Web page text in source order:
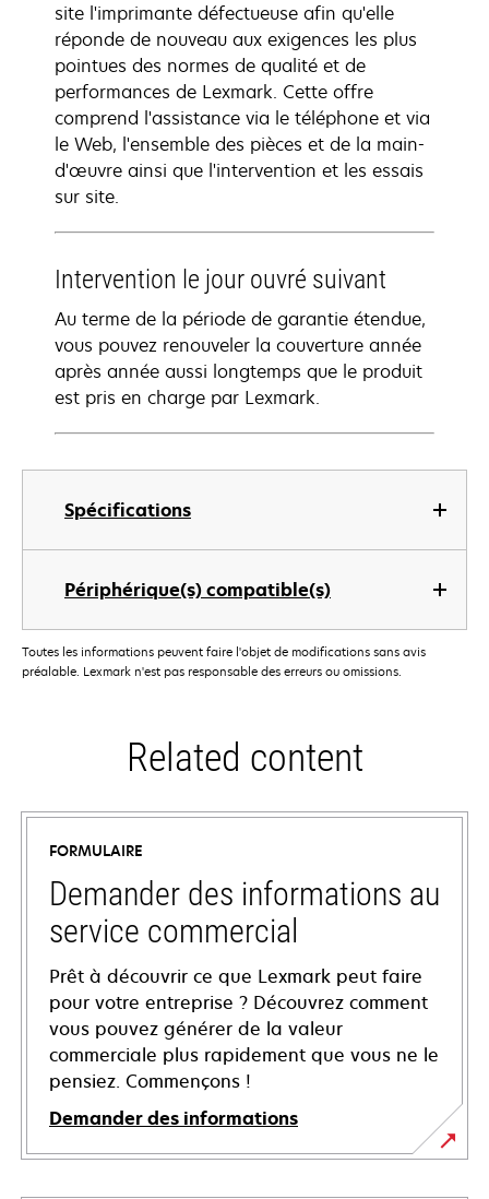
Spécifications
Périphérique(s) compatible(s)
site l'imprimante défectueuse afin qu'elle
réponde de nouveau aux exigences les plus
pointues des normes de qualité et de
performances de Lexmark. Cette offre
comprend l'assistance via le téléphone et via
le Web, l'ensemble des pièces et de la main-
d'œuvre ainsi que l'intervention et les essais
sur site.
Intervention le jour ouvré suivant
Au terme de la période de garantie étendue,
vous pouvez renouveler la couverture année
après année aussi longtemps que le produit
est pris en charge par Lexmark.
Toutes les informations peuvent faire l'objet de modifications sans avis
préalable. Lexmark n'est pas responsable des erreurs ou omissions.
Related content
FORMULAIRE
Demander des informations au
service commercial
Prêt à découvrir ce que Lexmark peut faire
pour votre entreprise ? Découvrez comment
vous pouvez générer de la valeur
commerciale plus rapidement que vous ne le
pensiez. Commençons !
Demander des informations